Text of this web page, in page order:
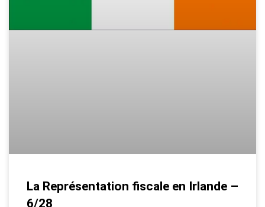
La Représentation fiscale en Irlande –
6/28